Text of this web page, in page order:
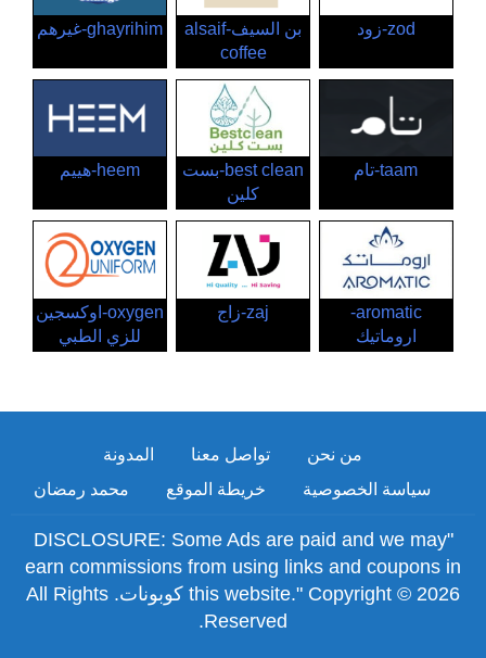
zod-زود
بن السيف-alsaif
coffee
ghayrihim-غيرهم
taam-تام
best clean-بست
كلين
heem-هييم
aromatic-
اروماتيك
zaj-زاج
oxygen-اوكسجين
للزي الطبي
من نحن تواصل معنا
المدونة
سياسة الخصوصية
خريطة الموقع محمد رمضان
"DISCLOSURE: Some Ads are paid and we may
earn commissions from using links and coupons in
this website." Copyright © 2026 كوبونات. All Rights
Reserved.